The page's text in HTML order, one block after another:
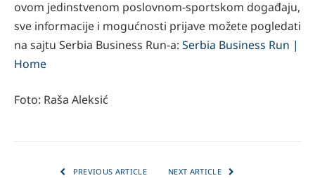
ovom jedinstvenom poslovnom-sportskom događaju,
sve informacije i mogućnosti prijave možete pogledati
na sajtu Serbia Business Run-a: Serbia Business Run |
Home
Foto: Raša Aleksić
PREVIOUS ARTICLE NEXT ARTICLE